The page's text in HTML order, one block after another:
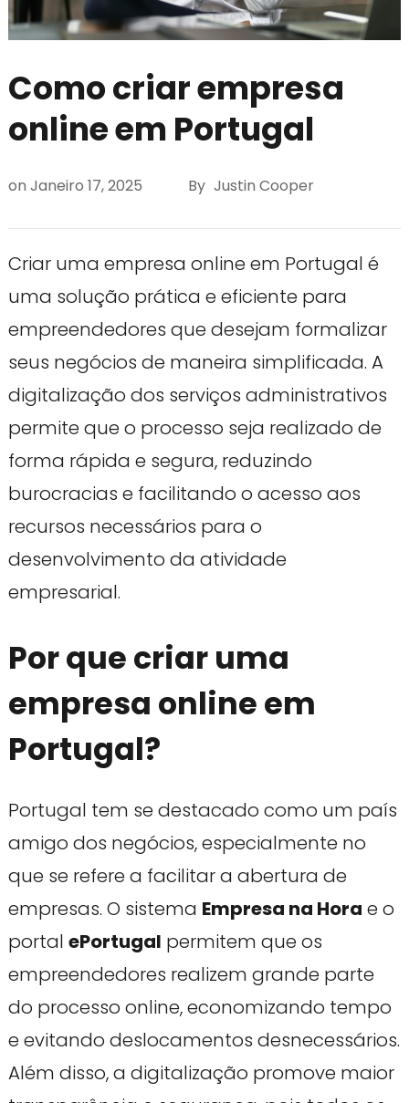
Como criar empresa
online em Portugal
on Janeiro 17, 2025 By Justin Cooper
Criar uma empresa online em Portugal é
uma solução prática e eficiente para
empreendedores que desejam formalizar
seus negócios de maneira simplificada. A
digitalização dos serviços administrativos
permite que o processo seja realizado de
forma rápida e segura, reduzindo
burocracias e facilitando o acesso aos
recursos necessários para o
desenvolvimento da atividade
empresarial.
Por que criar uma
empresa online em
Portugal?
Portugal tem se destacado como um país
amigo dos negócios, especialmente no
que se refere a facilitar a abertura de
empresas. O sistema Empresa na Hora e o
portal ePortugal permitem que os
empreendedores realizem grande parte
do processo online, economizando tempo
e evitando deslocamentos desnecessários.
Além disso, a digitalização promove maior